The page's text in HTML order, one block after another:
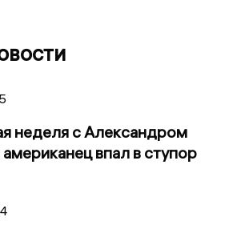
неделя с Александром
впал в ступор